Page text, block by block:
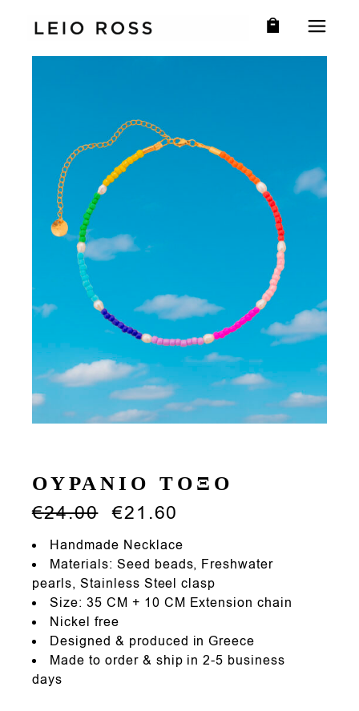
ΟΥΡΑΝΙΟ ΤΟΞΟ
€24.00 €21.60
Handmade Necklace
Materials: Seed beads, Freshwater
pearls, Stainless Steel clasp
Size: 35 CM + 10 CM Extension chain
Nickel free
Designed & produced in Greece
Made to order & ship in 2-5 business
days